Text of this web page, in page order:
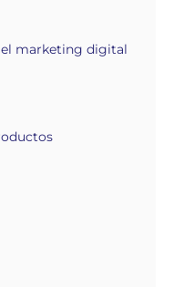
marketing digital